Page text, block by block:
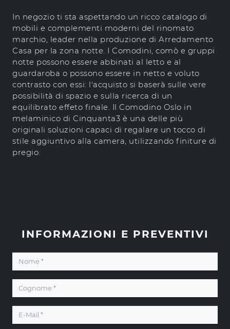
In negozio ti sta aspettando un ricco catalogo di
mobili e complementi moderni del rinomato
marchio, leader nella produzione di Arredamento
Casa per la zona notte. I Comodini, comò e gruppi
notte possono essere abbinati al letto e al
guardaroba o possono essere in netto e voluto
contrasto con essi: l'acquisto si baserà sulle vere
possibilità di spazio e sulla ricerca di un
equilibrato effeto finale. Il Comodino Oslo in
melaminico di Cinquanta3 è una delle più
originali soluzioni capaci di regalare un tocco di
stile aggiuntivo alla camera, utilizzando finiture di
pregio.
INFORMAZIONI E PREVENTIVI